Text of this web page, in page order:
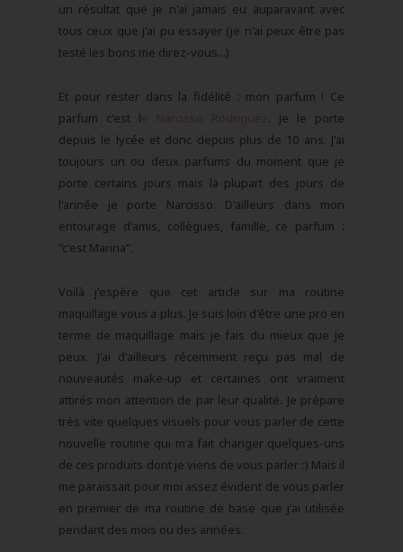
un résultat que je n'ai jamais eu auparavant avec
tous ceux que j'ai pu essayer (je n'ai peux être pas
testé les bons me direz-vous...)
Et pour rester dans la fidélité : mon parfum ! Ce
parfum c'est l
. Je le porte
depuis le lycée et donc depuis plus de 10 ans. J'ai
toujours un ou deux parfums du moment que je
porte certains jours mais la plupart des jours de
l'année je porte Narcisso. D'ailleurs dans mon
entourage d'amis, collègues, famille, ce parfum :
"c'est Marina".
Voilà j'espère que cet article sur ma routine
maquillage vous a plus. Je suis loin d'être une pro en
terme de maquillage mais je fais du mieux que je
peux. J'ai d'ailleurs récemment reçu pas mal de
nouveautés make-up et certaines ont vraiment
attirés mon attention de par leur qualité. Je prépare
très vite quelques visuels pour vous parler de cette
nouvelle routine qui m'a fait changer quelques-uns
de ces produits dont je viens de vous parler :) Mais il
me paraissait pour moi assez évident de vous parler
en premier de ma routine de base que j'ai utilisée
pendant des mois ou des années.